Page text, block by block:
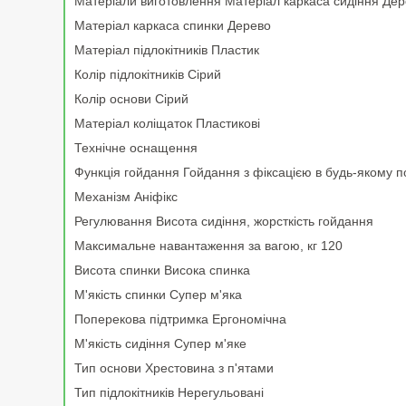
Матеріал каркаса спинки Дерево
Матеріал підлокітників Пластик
Колір підлокітників Сірий
Колір основи Сірий
Матеріал коліщаток Пластикові
Технічне оснащення
Функція гойдання Гойдання з фіксацією в будь-якому
Механізм Аніфікс
Регулювання Висота сидіння, жорсткість гойдання
Максимальне навантаження за вагою, кг 120
Висота спинки Висока спинка
М'якість спинки Супер м'яка
Поперекова підтримка Ергономічна
М'якість сидіння Супер м'яке
Тип основи Хрестовина з п'ятами
Тип підлокітників Нерегульовані